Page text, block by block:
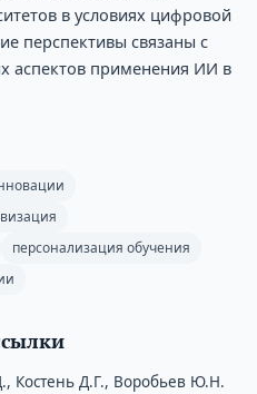
в условиях цифровой
перспективы связаны с
аспектов применения ИИ в
персонализация обучения
Костень Д.Г., Воробьев Ю.Н.